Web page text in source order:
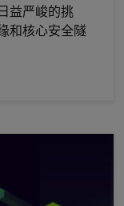
益严峻的挑
和核心安全隧